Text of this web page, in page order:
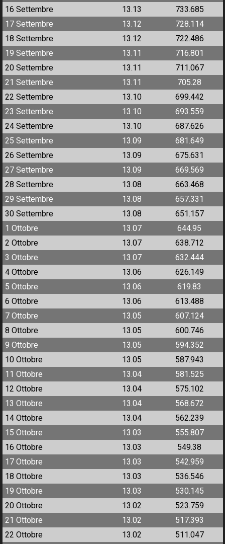
16 Settembre 13.13
733.685
17 Settembre
13.12
728.114
18 Settembre
13.12
722.486
19 Settembre
13.11
716.801
20 Settembre
13.11
711.067
21 Settembre
13.11
705.28
22 Settembre
13.10
699.442
23 Settembre
13.10
693.559
24 Settembre
13.10
687.626
25 Settembre
13.09
681.649
26 Settembre
13.09
675.631
27 Settembre
13.09
669.569
28 Settembre
13.08
663.468
29 Settembre
13.08
657.331
30 Settembre
13.08
651.157
1 Ottobre
13.07
644.95
2 Ottobre
13.07
638.712
3 Ottobre
13.07
632.444
4 Ottobre
13.06
626.149
5 Ottobre
13.06
619.83
6 Ottobre
13.06
613.488
7 Ottobre
13.05
607.124
8 Ottobre
13.05
600.746
9 Ottobre
13.05
594.352
10 Ottobre
13.05
587.943
11 Ottobre
13.04
581.525
12 Ottobre
13.04
575.102
13 Ottobre
13.04
568.672
14 Ottobre
13.04
562.239
15 Ottobre
13.03
555.807
16 Ottobre
13.03
549.38
17 Ottobre
13.03
542.959
18 Ottobre
13.03
536.546
19 Ottobre
13.03
530.145
20 Ottobre
13.02
523.759
21 Ottobre
13.02
517.393
22 Ottobre
13.02
511.047